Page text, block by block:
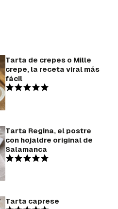
Tarta de crepes o Mille
crepe, la receta viral más
fácil
Tarta Regina, el postre
con hojaldre original de
Salamanca
Tarta caprese